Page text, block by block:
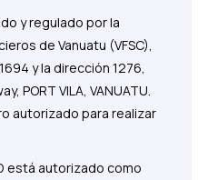
y regulado por la
de Vanuatu (VFSC),
y la dirección 1276,
PORT VILA, VANUATU.
autorizado para realizar
está autorizado como